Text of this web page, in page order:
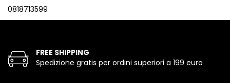
0818713599
FREE SHIPPING
Spedizione gratis per ordini superiori a 199 euro